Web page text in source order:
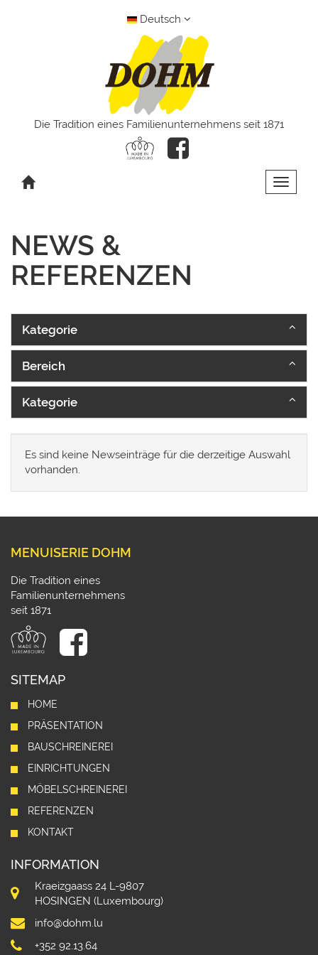
Deutsch
Die Tradition eines Familienunternehmens seit 1871
Toggle
NEWS &
REFERENZEN
Kategorie
Bereich
Kategorie
Es sind keine Newseinträge für die derzeitige Auswahl
vorhanden.
MENUISERIE DOHM
Die Tradition eines
Familienunternehmens
seit 1871
SITEMAP
HOME
PRÄSENTATION
BAUSCHREINEREI
EINRICHTUNGEN
MÖBELSCHREINEREI
REFERENZEN
KONTAKT
INFORMATION
Kraeizgaass 24 L-9807
HOSINGEN (Luxembourg)
info@dohm.lu
+352 92.13.64